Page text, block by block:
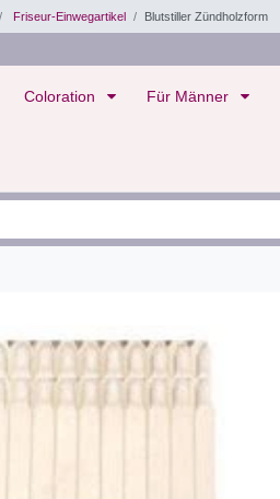
Friseur-Einwegartikel Blutstiller Zündholzform
Coloration Für Männer